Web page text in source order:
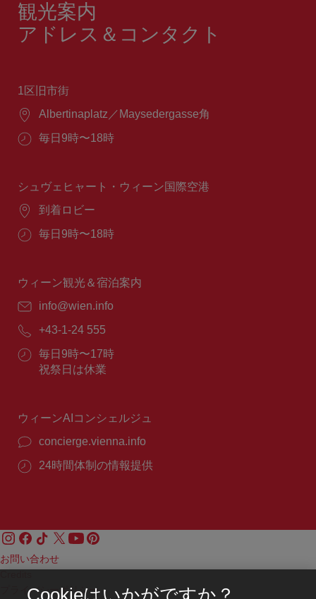
観光案内
アドレス＆コンタクト
1区旧市街
場
所：
Albertinaplatz／Maysedergasse角
営
間：
毎日9時〜18時
シュヴェヒャート・ウィーン国際空港
場
所：
到着ロビー
営
間：
毎日9時〜18時
ウィーン観光＆宿泊案内
E
ー
ル：
info@wien.info
電
話
番
号：
+43-1-24 555
営
業
毎日9時〜17時
祝祭日は休業
ウィーンAIコンシェルジュ
concierge.vienna.info
24時間体制の情報提供
お問い合わせ
プライバシーポリシー
Cookieはいかがですか？